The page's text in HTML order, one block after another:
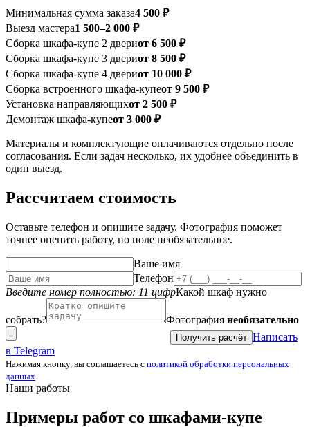
Минимальная сумма заказа4 500 ₽
Выезд мастера1 500–2 000 ₽
Сборка шкафа-купе 2 двериот 6 500 ₽
Сборка шкафа-купе 3 двериот 8 500 ₽
Сборка шкафа-купе 4 двериот 10 000 ₽
Сборка встроенного шкафа-купеот 9 500 ₽
Установка направляющихот 2 500 ₽
Демонтаж шкафа-купеот 3 000 ₽
Материалы и комплектующие оплачиваются отдельно после
согласования. Если задач несколько, их удобнее объединить в
один выезд.
Рассчитаем стоимость
Оставьте телефон и опишите задачу. Фотография поможет
точнее оценить работу, но поле необязательное.
Ваше имя
Телефон
Введите номер полностью: 11 цифрКакой шкаф нужно
собрать? Фотография необязательно
Получить расчёт Написать
в Telegram
Нажимая кнопку, вы соглашаетесь с политикой обработки персональных
данных
Наши работы
Примеры работ со шкафами-купе